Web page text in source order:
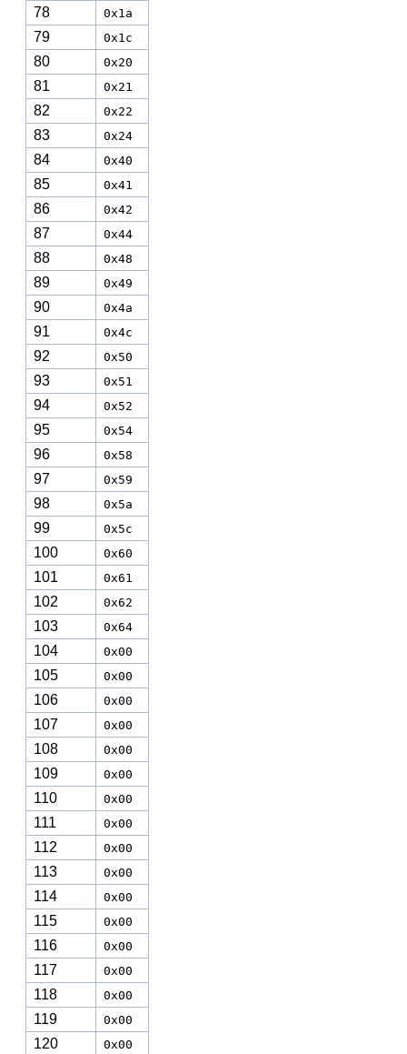
78 0x1a
79 0x1c
80 0x20
81 0x21
82 0x22
83 0x24
84 0x40
85 0x41
86 0x42
87 0x44
88 0x48
89 0x49
90 0x4a
91 0x4c
92 0x50
93 0x51
94 0x52
95 0x54
96 0x58
97 0x59
98 0x5a
99 0x5c
100 0x60
101 0x61
102 0x62
103 0x64
104 0x00
105 0x00
106 0x00
107 0x00
108 0x00
109 0x00
110 0x00
111 0x00
112 0x00
113 0x00
114 0x00
115 0x00
116 0x00
117 0x00
118 0x00
119 0x00
120 0x00